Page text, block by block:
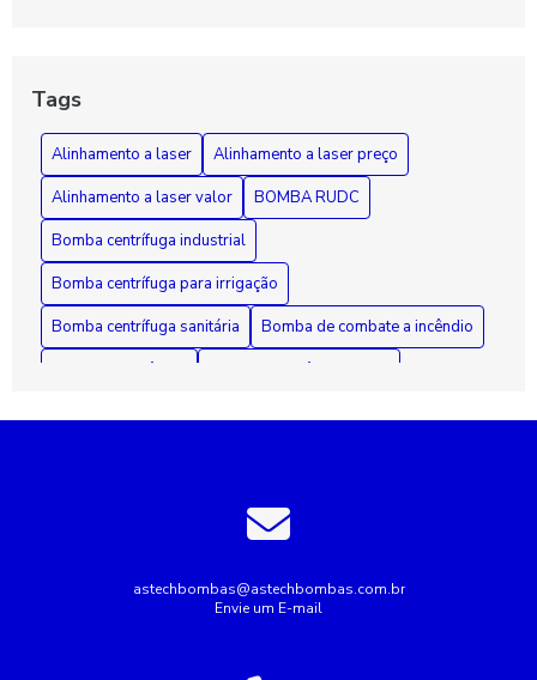
Funcionamento e Manutenção Fundamental
Como Diagnosticar e Reparar Bombas d'Água com Segurança
e Eficiência
Tags
Alinhamento a laser
Alinhamento a laser preço
Alinhamento a laser valor
BOMBA RUDC
Bomba centrífuga industrial
Bomba centrífuga para irrigação
Bomba centrífuga sanitária
Bomba de combate a incêndio
Bombas submersas
Conserto de bomba submersa
Conserto de bombas
Empresa de rebobinagem de motores
astechbombas@astechbombas.com.br
Envie um E-mail